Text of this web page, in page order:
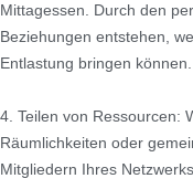
Mittagessen. Durch den
Beziehungen entstehen,
Entlastung bringen können.
4. Teilen von Ressourcen:
Räumlichkeiten oder
Mitgliedern Ihres